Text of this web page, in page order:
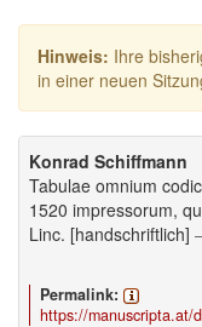
Hinweis: Ihre
in einer neuen
Konrad Schiffmann
Tabulae omnium
1520 impressorum,
Linc. [handschriftlich]
Permalink:
https://manuscripta.at/